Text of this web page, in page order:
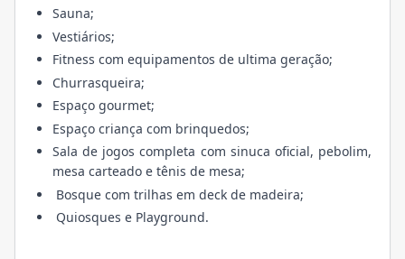
Sauna;
Vestiários;
Fitness com equipamentos de ultima geração;
Churrasqueira;
Espaço gourmet;
Espaço criança com brinquedos;
Sala de jogos completa com sinuca oficial, pebolim,
mesa carteado e tênis de mesa;
Bosque com trilhas em deck de madeira;
Quiosques e Playground.